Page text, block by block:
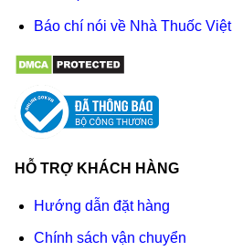
Báo chí nói về Nhà Thuốc Việt
HỖ TRỢ KHÁCH HÀNG
Hướng dẫn đặt hàng
Chính sách vận chuyển